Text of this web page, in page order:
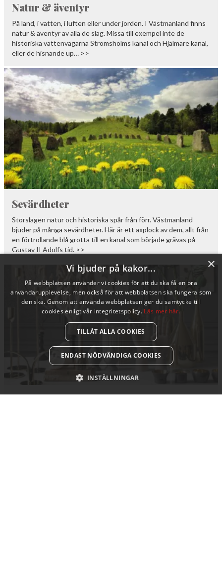
Natur & äventyr
På land, i vatten, i luften eller under jorden. I Västmanland finns
natur & äventyr av alla de slag. Missa till exempel inte de
historiska vattenvägarna Strömsholms kanal och Hjälmare kanal,
eller de hisnande up… >>
Sevärdheter
Storslagen natur och historiska spår från förr. Västmanland
bjuder på många sevärdheter. Här är ett axplock av dem, allt från
en förtrollande blå grotta till en kanal som började grävas på
Gustav II Adolfs tid. >>
×
Vi bjuder på kakor...
På webbplatsen använder vi cookies för att du ska få en bra
användarupplevelse, men också för att webbplatsen ska fungera som
den ska. Genom att använda webbplatsen ger du samtycke till
cookies enligt vår integritetspolicy. Läs mer här.
TILLÅT ALLA COOKIES
ENDAST NÖDVÄNDIGA COOKIES
INSTÄLLNINGAR